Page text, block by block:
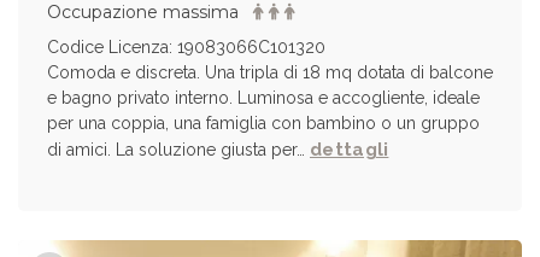
Occupazione massima
Codice Licenza: 19083066C101320
Comoda e discreta. Una tripla di 18 mq dotata di balcone
e bagno privato interno. Luminosa e accogliente, ideale
per una coppia, una famiglia con bambino o un gruppo
di amici. La soluzione giusta per… dettagli